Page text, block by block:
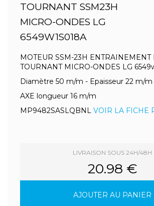
TOURNANT SSM23H
MICRO-ONDES LG
6549W1S018A
MOTEUR SSM-23H ENTRAINEMENT
TOURNANT MICRO-ONDES LG
Diamètre 50 m/m - Epaisseur 22 m/m
AXE longueur 16 m/m
MP9482SASLQBNL VOIR LA FICHE
LIVRAISON SOUS 24H/48H
20.98 €
AJOUTER AU PANIER